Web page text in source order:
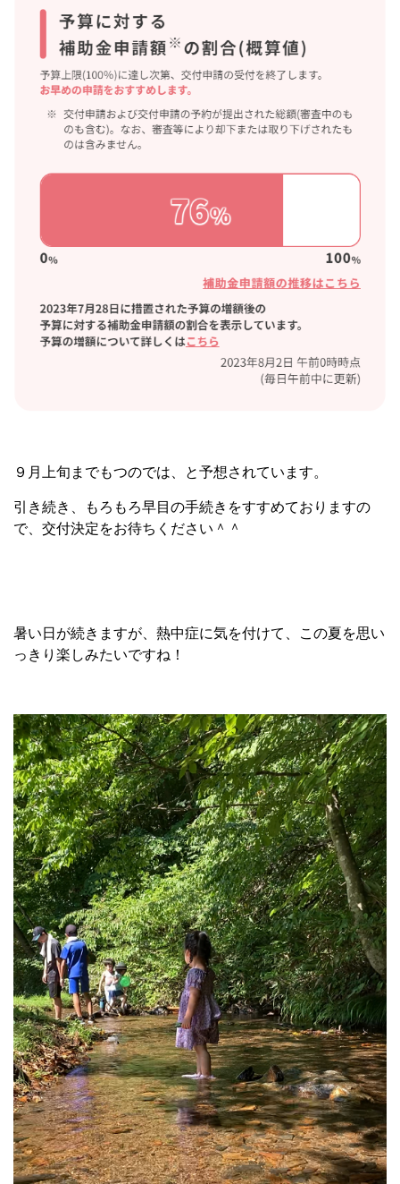
９月上旬までもつのでは、と予想されています。
引き続き、もろもろ早目の手続きをすすめておりますの
で、交付決定をお待ちください＾＾
暑い日が続きますが、熱中症に気を付けて、この夏を思い
っきり楽しみたいですね！